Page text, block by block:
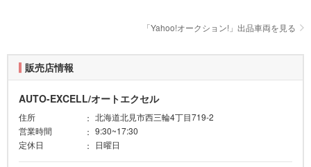
「Yahoo!オークション!」出品車両を見る
販売店情報
AUTO-EXCELL/オートエクセル
住所
北海道北見市西三輪4丁目719-2
営業時間
9:30~17:30
定休日
日曜日